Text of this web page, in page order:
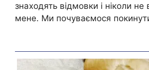
знаходять відмовки і ніколи не
мене. Ми почуваємося